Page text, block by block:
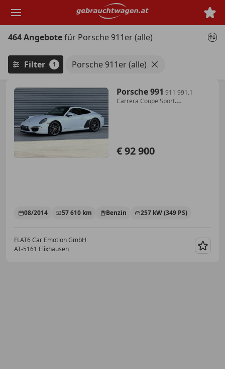
Hauptinhalt
464 Angebotefür Porsche 911er (alle)
Filter 1 Porsche 911er (alle)
Porsche 991 911 991.1
Carrera Coupe Sport
€ 92 900
08/2014 57 610 km Benzin 257 kW (349 PS)
FLAT6 Car Emotion GmbH
AT-5161 Elixhausen